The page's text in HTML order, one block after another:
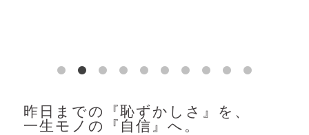
昨日までの『恥ずかしさ』を、
一生モノの『自信』へ。